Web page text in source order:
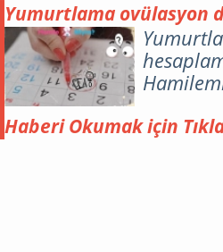
Yumurtlama ovülasyon
Gebe
Haberi Okumak için